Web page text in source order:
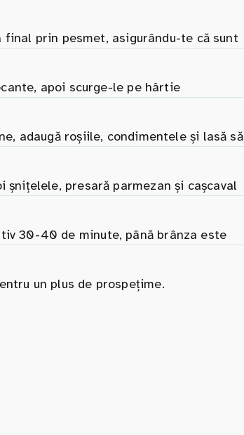
prin pesmet, asigurându-te că sunt
apoi scurge-le pe hârtie
adaugă roșiile, condimentele și lasă să
presară parmezan și cașcaval
30-40 de minute, până brânza este
un plus de prospețime.